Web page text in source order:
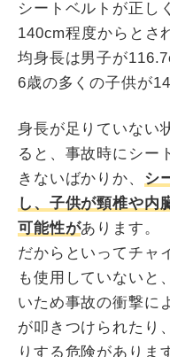
シートベルトが正し
140cm程度からとさ
均身長は男子が
6歳の多くの子供が
身長が足りていない
ると、事故時にシー
きないばかりか、 シ
し、子供が頸椎や内
可能性があります。
だからといってチャ
も使用していないと
いため事故の衝撃に
が叩きつけられたり
りする危険がありま